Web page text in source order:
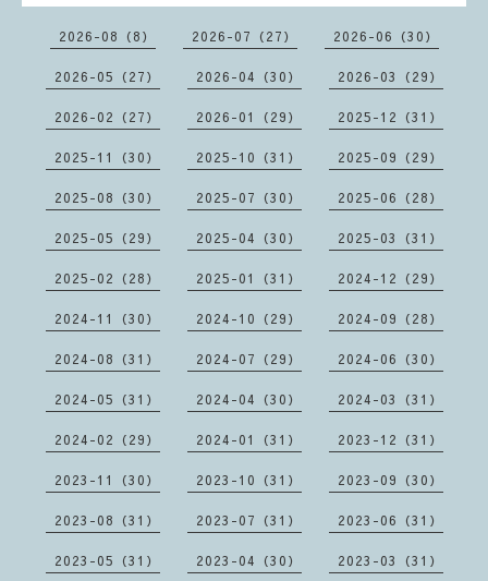
2026-08（8） 2026-07（27） 2026-06（30）
2026-05（27） 2026-04（30） 2026-03（29）
2026-02（27） 2026-01（29） 2025-12（31）
2025-11（30） 2025-10（31） 2025-09（29）
2025-08（30） 2025-07（30） 2025-06（28）
2025-05（29） 2025-04（30） 2025-03（31）
2025-02（28） 2025-01（31） 2024-12（29）
2024-11（30） 2024-10（29） 2024-09（28）
2024-08（31） 2024-07（29） 2024-06（30）
2024-05（31） 2024-04（30） 2024-03（31）
2024-02（29） 2024-01（31） 2023-12（31）
2023-11（30） 2023-10（31） 2023-09（30）
2023-08（31） 2023-07（31） 2023-06（31）
2023-05（31） 2023-04（30） 2023-03（31）